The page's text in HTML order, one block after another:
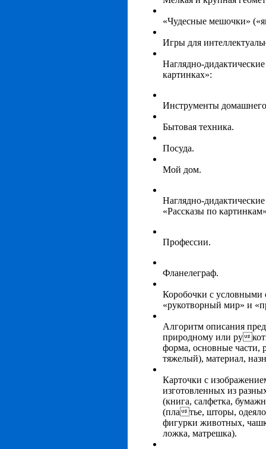
«Чудесные мешочки»
Игры для
Наглядно-
картинках»:
Инструменты домашнего
Бытовая техника.
Посуда.
Мой дом.
Наглядно-
«Рассказы по
Профессии.
Фланелеграф.
Коробочки с условными
«рукотворный мир» и
Алгоритм описания
природному или ру
форма, основные части,
тяжелый), материал,
Карточки с
изготовленных из
(книга, салфетка,
(платье, шторы,
фигурки животных,
ложка, матрешка).